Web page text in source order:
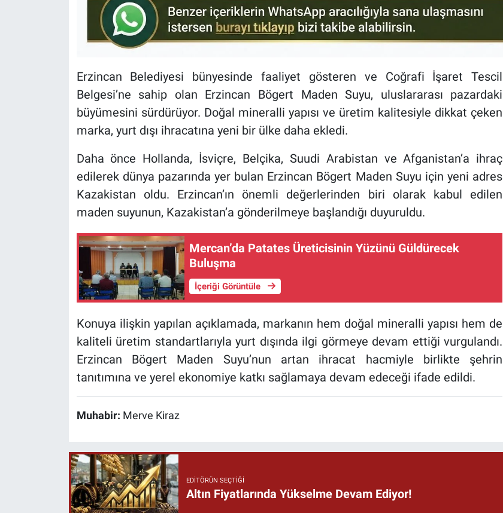
Erzincan Belediyesi bünyesinde faaliyet gösteren ve Coğrafi İşaret Tescil
Belgesi’ne sahip olan Erzincan Bögert Maden Suyu, uluslararası pazardaki
büyümesini sürdürüyor. Doğal mineralli yapısı ve üretim kalitesiyle dikkat çeken
marka, yurt dışı ihracatına yeni bir ülke daha ekledi.
Daha önce Hollanda, İsviçre, Belçika, Suudi Arabistan ve Afganistan’a ihraç
edilerek dünya pazarında yer bulan Erzincan Bögert Maden Suyu için yeni adres
Kazakistan oldu. Erzincan’ın önemli değerlerinden biri olarak kabul edilen
maden suyunun, Kazakistan’a gönderilmeye başlandığı duyuruldu.
Mercan’da Patates Üreticisinin Yüzünü Güldürecek
Buluşma
İçeriği Görüntüle
Konuya ilişkin yapılan açıklamada, markanın hem doğal mineralli yapısı hem de
kaliteli üretim standartlarıyla yurt dışında ilgi görmeye devam ettiği vurgulandı.
Erzincan Bögert Maden Suyu’nun artan ihracat hacmiyle birlikte şehrin
tanıtımına ve yerel ekonomiye katkı sağlamaya devam edeceği ifade edildi.
Muhabir: Merve Kiraz
EDITÖRÜN SEÇTIĞI
Altın Fiyatlarında Yükselme Devam Ediyor!